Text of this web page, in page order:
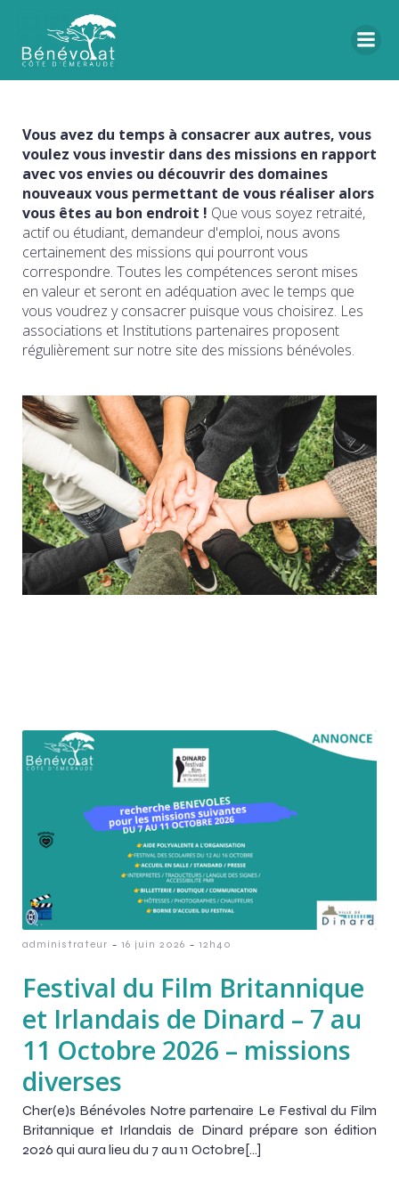
Vous avez du temps à consacrer aux autres, vous
voulez vous investir dans des missions en rapport
avec vos envies ou découvrir des domaines
nouveaux vous permettant de vous réaliser alors
vous êtes au bon endroit ! Que vous soyez retraité,
actif ou étudiant, demandeur d'emploi, nous avons
certainement des missions qui pourront vous
correspondre. Toutes les compétences seront mises
en valeur et seront en adéquation avec le temps que
vous voudrez y consacrer puisque vous choisirez. Les
associations et Institutions partenaires proposent
régulièrement sur notre site des missions bénévoles.
administrateur - 16 juin 2026 - 12h40
Festival du Film Britannique
et Irlandais de Dinard – 7 au
11 Octobre 2026 – missions
diverses
Cher(e)s Bénévoles Notre partenaire Le Festival du Film
Britannique et Irlandais de Dinard prépare son édition
2026 qui aura lieu du 7 au 11 Octobre[…]